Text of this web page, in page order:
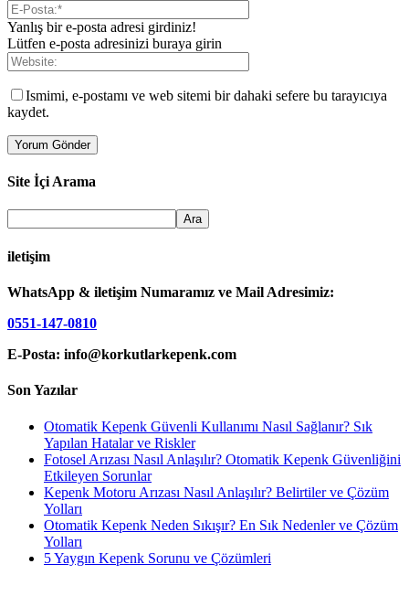
Yanlış bir e-posta adresi girdiniz!
Lütfen e-posta adresinizi buraya girin
Ismimi, e-postamı ve web sitemi bir dahaki sefere bu tarayıcıya
kaydet.
Site İçi Arama
iletişim
WhatsApp & iletişim Numaramız ve Mail Adresimiz:
0551-147-0810
E-Posta: info@korkutlarkepenk.com
Son Yazılar
Otomatik Kepenk Güvenli Kullanımı Nasıl Sağlanır? Sık
Yapılan Hatalar ve Riskler
Fotosel Arızası Nasıl Anlaşılır? Otomatik Kepenk Güvenliğini
Etkileyen Sorunlar
Kepenk Motoru Arızası Nasıl Anlaşılır? Belirtiler ve Çözüm
Yolları
Otomatik Kepenk Neden Sıkışır? En Sık Nedenler ve Çözüm
Yolları
5 Yaygın Kepenk Sorunu ve Çözümleri